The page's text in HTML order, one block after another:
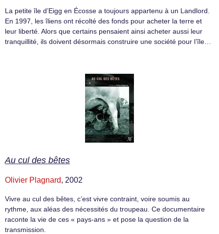
La petite île d’Eigg en Écosse a toujours appartenu à un Landlord.
En 1997, les îliens ont récolté des fonds pour acheter la terre et
leur liberté. Alors que certains pensaient ainsi acheter aussi leur
tranquillité, ils doivent désormais construire une société pour l’île…
Au cul des bêtes
Olivier Plagnard, 2002
Vivre au cul des bêtes, c’est vivre contraint, voire soumis au
rythme, aux aléas des nécessités du troupeau. Ce documentaire
raconte la vie de ces « pays-ans » et pose la question de la
transmission.